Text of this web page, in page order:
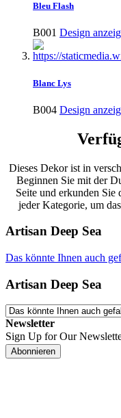
Bleu Flash
B001 Design
Blanc Lys
B004 Design
Dieses Dekor ist in
Beginnen Sie mit der
Seite und erkunden Sie
jeder Kategorie, um
Artisan Deep Sea
Das könnte Ihnen auch
Artisan Deep Sea
Newsletter
Sign Up for Our
Abonnieren